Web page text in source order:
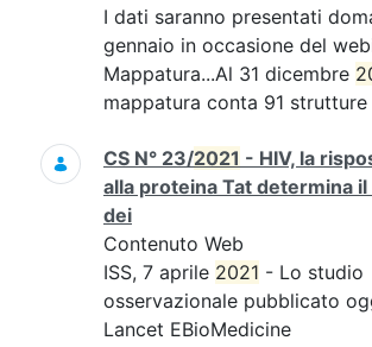
I dati saranno presentati
gennaio in occasione del
Mappatura...Al 31 dicembre
mappatura conta 91
CS N° 23/2021 - HIV, la
alla proteina Tat determina
dei
Contenuto Web
ISS, 7 aprile 2021 - Lo studio
osservazionale pubblicato
Lancet EBioMedicine